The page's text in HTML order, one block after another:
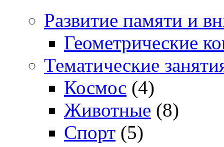
Развитие памяти и
Геометрические
Тематические
Космос (4)
Животные (8)
Спорт (5)